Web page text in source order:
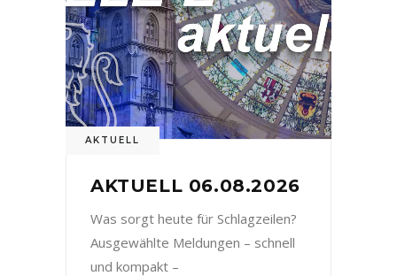
AKTUELL
AKTUELL 06.08.2026
Was sorgt heute für Schlagzeilen?
Ausgewählte Meldungen – schnell
und kompakt –